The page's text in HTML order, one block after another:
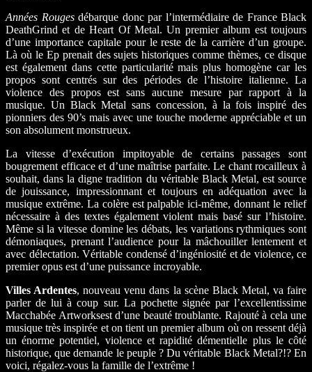
Années Rougesdébarque donc par l’intermédiaire de France Black
DeathGrind et de Heart Of Metal. Un premier album est toujours
d’une importance capitale pour le reste de la carrière d’un groupe.
Là où le Ep prenait des sujets historiques comme thèmes, ce disque
est également dans cette particularité mais plus homogène car les
propos sont centrés sur des périodes de l’histoire italienne. La
violence des propos est sans aucune mesure par rapport à la
musique. Un Black Metal sans concession, à la fois inspiré des
pionniers des 90’s mais avec une touche moderne appréciable et un
son absolument monstrueux.
La vitesse d’exécution impitoyable de certains passages sont
bougrement efficace et d’une maîtrise parfaite. Le chant rocailleux à
souhait, dans la digne tradition du véritable Black Metal, est source
de jouissance, impressionnant et toujours en adéquation avec la
musique extrême. La colère est palpable ici-même, donnant le relief
nécessaire à des textes également violent mais basé sur l’histoire.
Même si la vitesse domine les débats, les variations rythmiques sont
démoniaques, prenant l’audience pour la mâchouiller lentement et
avec délectation. Véritable condensé d’ingéniosité et de violence, ce
premier opus est d’une puissance incroyable.
Villes Ardentes, nouveau venu dans la scène Black Metal, va faire
parler de lui à coup sur. La pochette signée par l’excellentissime
Macchabée Artworksest d’une beauté troublante. Rajouté à cela une
musique très inspirée et on tient un premier album où on ressent déjà
un énorme potentiel, violence et rapidité démentielle plus le côté
historique, que demande le peuple ? Du véritable Black Metal?!? En
voici, régalez-vous la famille de l’extrême !